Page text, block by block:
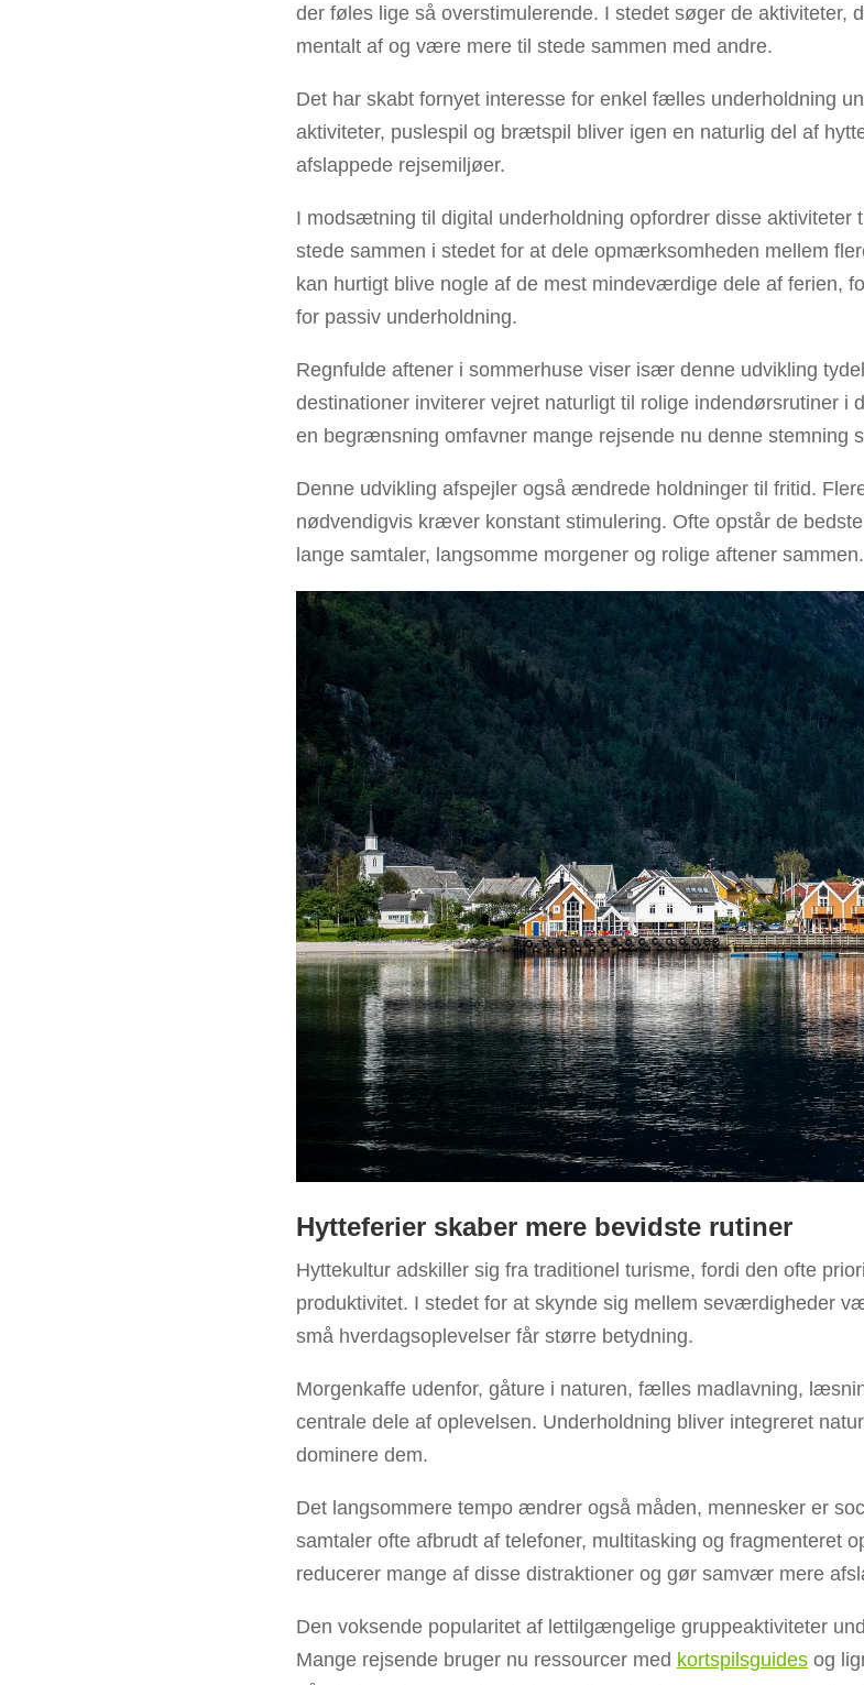
der føles lige så overstimulerende. I stedet søger de aktiviteter,
mentalt af og være mere til stede sammen med andre.
Det har skabt fornyet interesse for enkel fælles underholdning
aktiviteter, puslespil og brætspil bliver igen en naturlig del af
afslappede rejsemiljøer.
I modsætning til digital underholdning opfordrer disse aktiviteter
stede sammen i stedet for at dele opmærksomheden mellem
kan hurtigt blive nogle af de mest mindeværdige dele af ferien,
for passiv underholdning.
Regnfulde aftener i sommerhuse viser især denne udvikling
destinationer inviterer vejret naturligt til rolige indendørsrutiner i
en begrænsning omfavner mange rejsende nu denne stemning
Denne udvikling afspejler også ændrede holdninger til fritid.
nødvendigvis kræver konstant stimulering. Ofte opstår de
lange samtaler, langsomme morgener og rolige aftener sammen.
Hytteferier skaber mere bevidste rutiner
Hyttekultur adskiller sig fra traditionel turisme, fordi den ofte
produktivitet. I stedet for at skynde sig mellem seværdigheder
små hverdagsoplevelser får større betydning.
Morgenkaffe udenfor, gåture i naturen, fælles madlavning,
centrale dele af oplevelsen. Underholdning bliver integreret
dominere dem.
Det langsommere tempo ændrer også måden, mennesker er
samtaler ofte afbrudt af telefoner, multitasking og fragmenteret
reducerer mange af disse distraktioner og gør samvær mere
Den voksende popularitet af lettilgængelige gruppeaktiviteter
Mange rejsende bruger nu ressourcer med kortspilsguidesog